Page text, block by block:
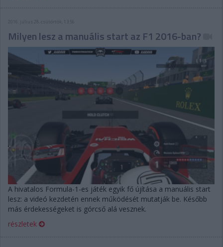
2016. július 28. csütörtök, 13:56
Milyen lesz a manuális start az F1 2016-ban?
A hivatalos Formula-1-es játék egyik fő újítása a manuális start
lesz: a videó kezdetén ennek működését mutatják be. Később
más érdekességeket is górcső alá vesznek.
részletek